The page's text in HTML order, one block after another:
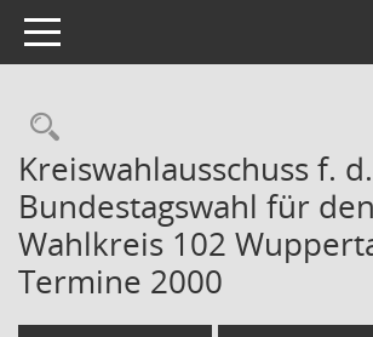
Toggle navigation
Rechercheauswahl
Kreiswahlausschuss f. d.
Bundestagswahl für den
Wahlkreis 102
Termine 2000